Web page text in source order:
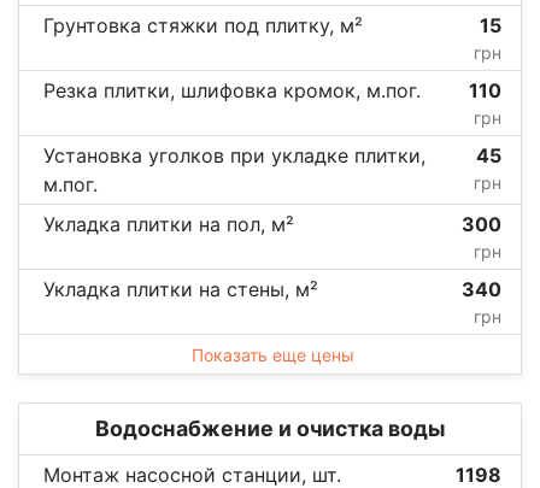
Грунтовка стяжки под плитку, м² 15
грн
Резка плитки, шлифовка кромок, м.пог. 110
грн
Установка уголков при укладке плитки,
м.пог.
45
грн
Укладка плитки на пол, м² 300
грн
Укладка плитки на стены, м² 340
грн
Показать еще цены
Водоснабжение и очистка воды
Монтаж насосной станции, шт. 1198